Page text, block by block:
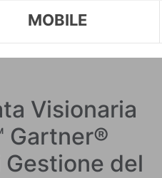
MOBILE
Visionaria
Gartner®
del